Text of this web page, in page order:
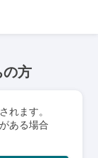
方
れます。
ある場合